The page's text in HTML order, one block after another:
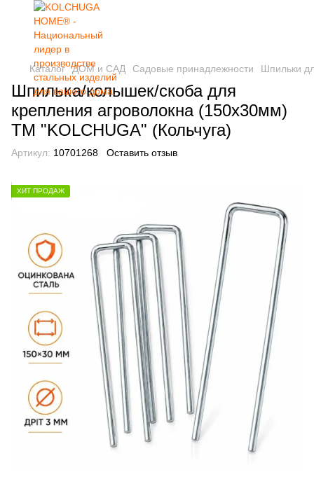
Каталог ДОМ и САД Садовые принадлежности Шпильки
Шпилька/колышек/скоба для
крепления агроволокна (150х30мм)
ТМ "KOLCHUGA" (Кольчуга)
Артикул: 10701268 Оставить отзыв
ХИТ ПРОДАЖ